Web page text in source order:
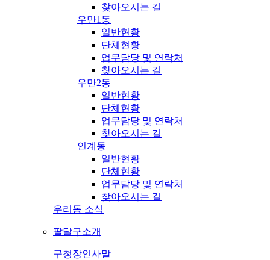
찾아오시는 길
우만1동
일반현황
단체현황
업무담당 및 연락처
찾아오시는 길
우만2동
일반현황
단체현황
업무담당 및 연락처
찾아오시는 길
인계동
일반현황
단체현황
업무담당 및 연락처
찾아오시는 길
우리동 소식
팔달구소개
구청장인사말